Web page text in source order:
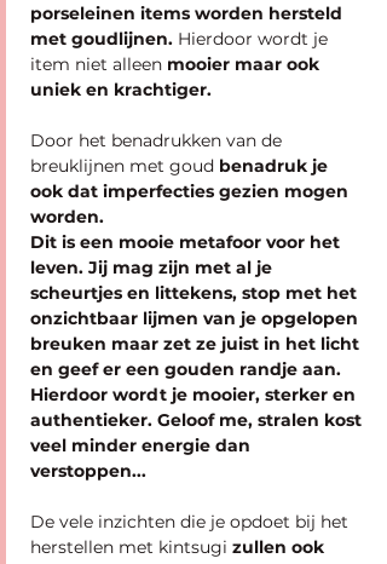
porseleinen items worden hersteld
met goudlijnen. Hierdoor wordt je
item niet alleen mooier maar ook
uniek en krachtiger.
Door het benadrukken van de
breuklijnen met goud benadruk je
ook dat imperfecties gezien mogen
worden.
Dit is een mooie metafoor voor het
leven. Jij mag zijn met al je
scheurtjes en littekens, stop met het
onzichtbaar lijmen van je opgelopen
breuken maar zet ze juist in het licht
en geef er een gouden randje aan.
Hierdoor wordt je mooier, sterker en
authentieker. Geloof me, stralen kost
veel minder energie dan
verstoppen...
De vele inzichten die je opdoet bij het
herstellen met kintsugi zullen ook